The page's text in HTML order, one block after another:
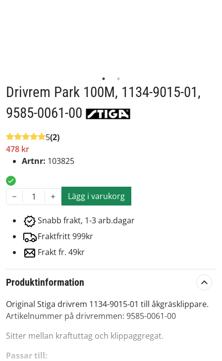
Drivrem Park 100M, 1134-9015-01,
9585-0061-00
5(2)
478 kr
Artnr: 103825
1 Lägg i varukorg
Snabb frakt, 1-3 arb.dagar
Fraktfritt 999kr
Frakt fr. 49kr
Produktinformation
Original Stiga drivrem 1134-9015-01 till åkgräsklippare.
Artikelnummer på drivremmen: 9585-0061-00
Sitter mellan kraftuttag och klippaggregat.
Passar till: